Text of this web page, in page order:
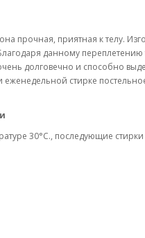
прочная, приятная к телу.
данному
долговечно и способно
еженедельной стирке
30°C., последующие